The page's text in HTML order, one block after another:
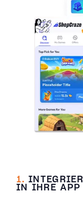
1.
IN IHRE APP